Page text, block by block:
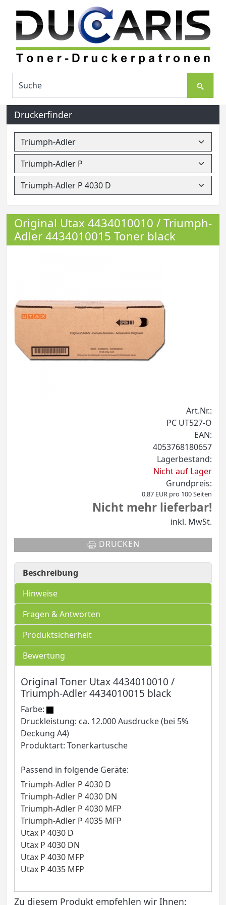
Druckerfinder
Original Utax 4434010010 / Triumph-
Adler 4434010015 Toner black
Art.Nr.:
PC UT527-O
EAN:
4053768180657
Lagerbestand:
Nicht auf Lager
Grundpreis:
0,87 EUR pro 100 Seiten
Nicht mehr lieferbar!
inkl. MwSt.
DRUCKEN
Beschreibung
Hinweise
Fragen & Antworten
Produktsicherheit
Bewertung
Original Toner Utax 4434010010 /
Triumph-Adler 4434010015 black
Farbe:
Druckleistung: ca. 12.000 Ausdrucke (bei 5%
Deckung A4)
Produktart: Tonerkartusche
Passend in folgende Geräte:
Triumph-Adler P 4030 D
Triumph-Adler P 4030 DN
Triumph-Adler P 4030 MFP
Triumph-Adler P 4035 MFP
Utax P 4030 D
Utax P 4030 DN
Utax P 4030 MFP
Utax P 4035 MFP
Zu diesem Produkt empfehlen wir Ihnen: